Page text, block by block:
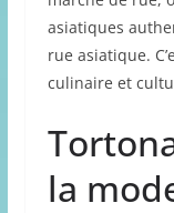
asiatiques
rue asiatique.
culinaire et
la